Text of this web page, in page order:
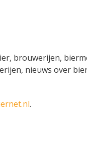
brouwerijen,
nieuws over
.